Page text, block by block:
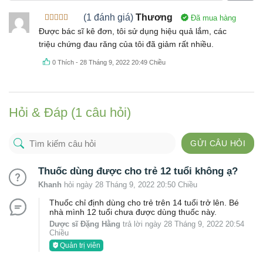
Được xếp
hạng 55
sao
(1 đánh giá) Thương Đã mua hàng
Được bác sĩ kê đơn, tôi sử dụng hiệu quả lắm, các
triệu chứng đau răng của tôi đã giảm rất nhiều.
0 Thích -28 Tháng 9, 2022 20:49 Chiều
Hỏi & Đáp (1 câu hỏi)
GỬI CÂU HỎI
Thuốc dùng được cho trẻ 12 tuổi không ạ?
Khanh hỏi ngày 28 Tháng 9, 2022 20:50 Chiều
Thuốc chỉ định dùng cho trẻ trên 14 tuổi trở lên. Bé
nhà mình 12 tuổi chưa được dùng thuốc này.
Dược sĩ Đặng Hằng trả lời ngày 28 Tháng 9, 2022 20:54
Chiều
Quản trị viên